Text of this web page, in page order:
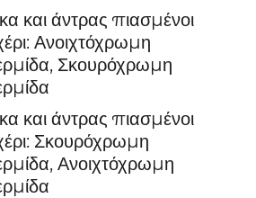
και άντρας πιασμένοι
Ανοιχτόχρωμη
Σκουρόχρωμη
και άντρας πιασμένοι
Σκουρόχρωμη
Ανοιχτόχρωμη